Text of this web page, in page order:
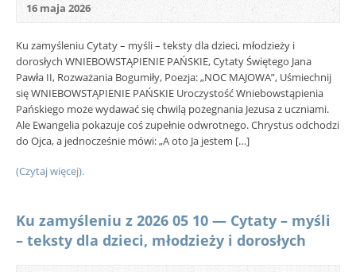
16 maja 2026
Ku zamyśleniu Cytaty – myśli – teksty dla dzieci, młodzieży i
dorosłych WNIEBOWSTĄPIENIE PAŃSKIE, Cytaty Świętego Jana
Pawła II, Rozważania Bogumiły, Poezja: „NOC MAJOWA”, Uśmiechnij
się WNIEBOWSTĄPIENIE PAŃSKIE Uroczystość Wniebowstąpienia
Pańskiego może wydawać się chwilą pożegnania Jezusa z uczniami.
Ale Ewangelia pokazuje coś zupełnie odwrotnego. Chrystus odchodzi
do Ojca, a jednocześnie mówi: „A oto Ja jestem […]
(Czytaj więcej).
Ku zamyśleniu z 2026 05 10 — Cytaty – myśli
– teksty dla dzieci, młodzieży i dorosłych